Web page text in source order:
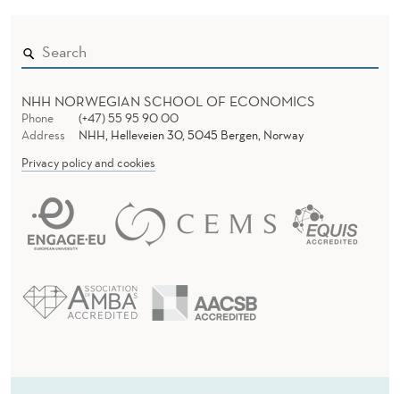
NHH NORWEGIAN SCHOOL OF ECONOMICS
Phone
(+47) 55 95 90 00
Address
NHH, Helleveien 30, 5045 Bergen, Norway
Privacy policy and cookies